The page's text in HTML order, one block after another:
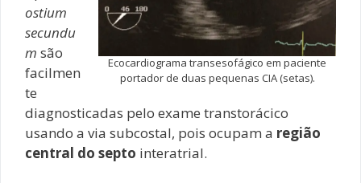
Ecocardiograma transesofágico em paciente
portador de duas pequenas CIA (setas).
ostium
secundu
m são
facilmen
te
diagnosticadas pelo exame transtorácico
usando a via subcostal, pois ocupam a região
central do septo interatrial.